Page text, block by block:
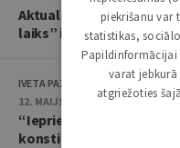
Aktualitātes ES Tiesas
laiks” izpratni
IVETA PAZARE
12. MAIJS 2026
“Iepriekš nepieredzēts
konstitucionālās krīzes
piekrišanu var
statistikas,
Papildinformācijai
varat
atgriežoties